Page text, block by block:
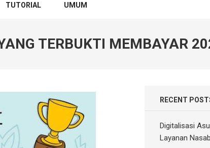
TUTORIAL UMUM
TERBUKTI MEMBAYAR
RECENT
Digitalisasi
Layanan